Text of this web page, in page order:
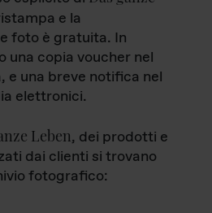
e la
foto è gratuita. In
una copia voucher nel
e una breve notifica nel
elettronici.
Leben, dei prodotti e
dai clienti si trovano
fotografico: